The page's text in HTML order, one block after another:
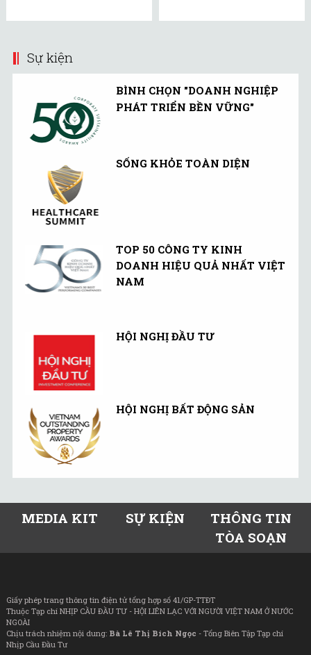
Sự kiện
BÌNH CHỌN "DOANH NGHIỆP
PHÁT TRIỂN BỀN VỮNG"
SỐNG KHỎE TOÀN DIỆN
TOP 50 CÔNG TY KINH
DOANH HIỆU QUẢ NHẤT VIỆT
NAM
HỘI NGHỊ ĐẦU TƯ
HỘI NGHỊ BẤT ĐỘNG SẢN
MEDIA KIT SỰ KIỆN
THÔNG TIN
TÒA SOẠN
Giấy phép trang thông tin điện tử tổng hợp số 41/GP-TTĐT
Thuộc Tạp chí NHỊP CẦU ĐẦU TƯ - HỘI LIÊN LẠC VỚI NGƯỜI VIỆT NAM Ở NƯỚC
NGOÀI
Chịu trách nhiệm nội dung: Bà Lê Thị Bích Ngọc - Tổng Biên Tập Tạp chí
Nhịp Cầu Đầu Tư